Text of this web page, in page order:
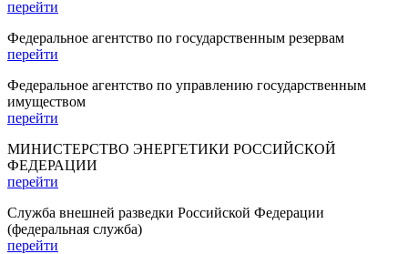
перейти
Федеральное агентство по государственным резервам
перейти
Федеральное агентство по управлению государственным
имуществом
перейти
МИНИСТЕРСТВО ЭНЕРГЕТИКИ РОССИЙСКОЙ
ФЕДЕРАЦИИ
перейти
Служба внешней разведки Российской Федерации
(федеральная служба)
перейти